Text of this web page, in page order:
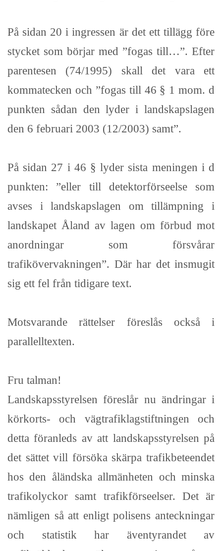
På sidan 20 i ingressen är det ett tillägg före
stycket som börjar med ”fogas till…”. Efter
parentesen (74/1995) skall det vara ett
kommatecken och ”fogas till 46 § 1 mom. d
punkten sådan den lyder i landskapslagen
den 6 februari 2003 (12/2003) samt”.
På sidan 27 i 46 § lyder sista meningen i d
punkten: ”eller till detektorförseelse som
avses i landskapslagen om tillämpning i
landskapet Åland av lagen om förbud mot
anordningar som försvårar
trafikövervakningen”. Där har det insmugit
sig ett fel från tidigare text.
Motsvarande rättelser föreslås också i
parallelltexten.
Fru talman!
Landskapsstyrelsen föreslår nu ändringar i
körkorts- och vägtrafiklagstiftningen och
detta föranleds av att landskapsstyrelsen på
det sättet vill försöka skärpa trafikbeteendet
hos den åländska allmänheten och minska
trafikolyckor samt trafikförseelser. Det är
nämligen så att enligt polisens anteckningar
och statistik har äventyrandet av